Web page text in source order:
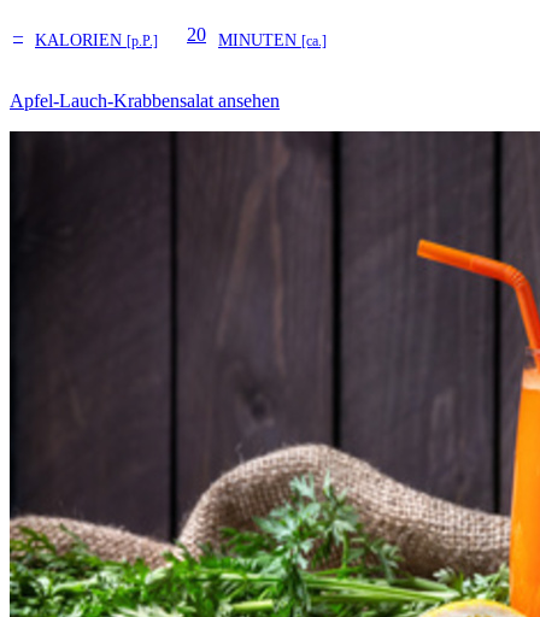
– KALORIEN [p.P.] 20 MINUTEN [ca.]
Apfel-Lauch-Krabbensalat ansehen